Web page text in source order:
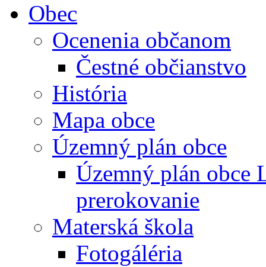
Obec
Ocenenia občanom
Čestné občianstvo
História
Mapa obce
Územný plán obce
Územný plán obce
prerokovanie
Materská škola
Fotogáléria